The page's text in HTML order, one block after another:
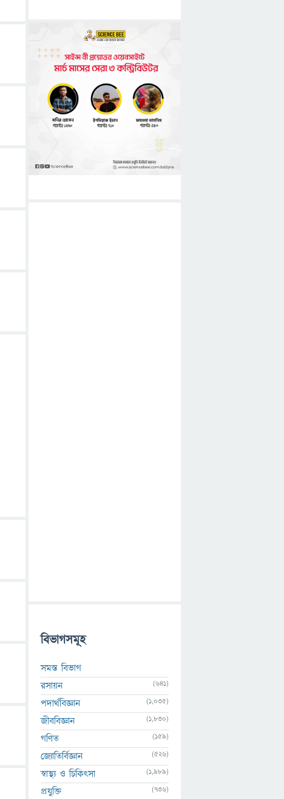
বিভাগসমূহ
সমস্ত বিভাগ
রসায়ন
(641)
পদার্থবিজ্ঞান (1,035)
জীববিজ্ঞান (1,830)
গণিত (159)
জ্যোতির্বিজ্ঞান (526)
স্বাস্থ্য ও চিকিৎসা (1,989)
প্রযুক্তি (736)